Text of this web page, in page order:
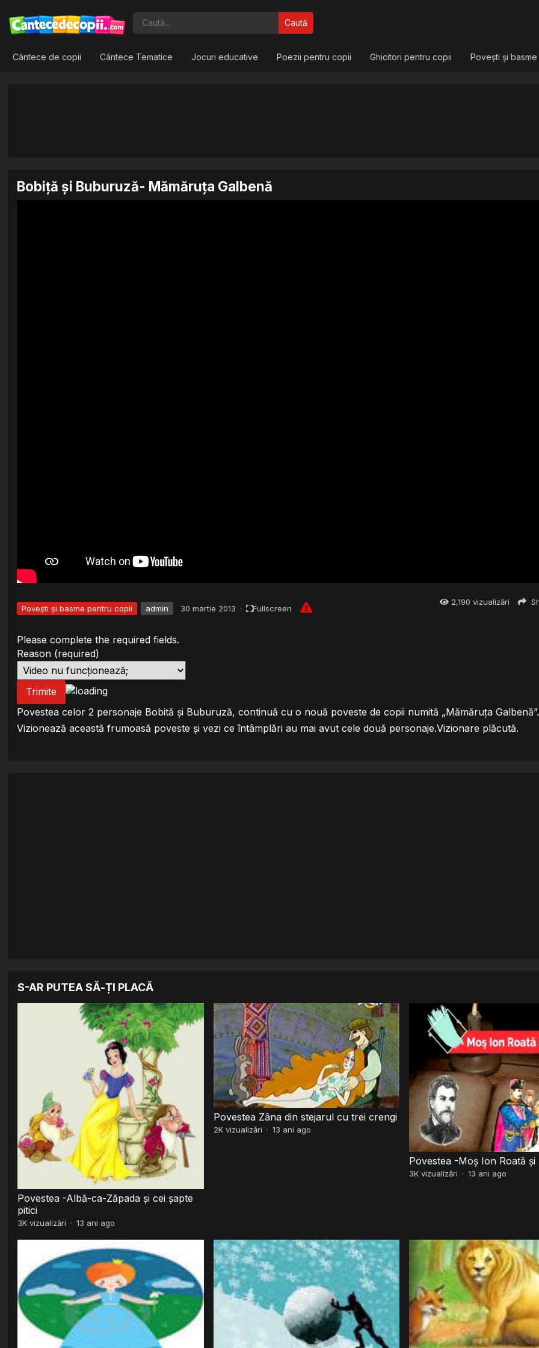
Caută
Cântece de copii Cântece Tematice Jocuri educative Poezii pentru copii Ghicitori pentru copii Povești și
Bobiţă şi Buburuză- Mămăruţa Galbenă
Povești și basme pentru copii admin 30 martie 2013 · Fullscreen
2,190 vizualizări
Please complete the required fields.
Reason (required)
Trimite
Povestea celor 2 personaje Bobită și Buburuză, continuă cu o nouă poveste de copii numită „Mămăruţa Galbenă”.
Vizionează această frumoasă poveste și vezi ce întâmplări au mai avut cele două personaje.Vizionare plăcută.
S-AR PUTEA SĂ-ȚI PLACĂ
Povestea -Albă-ca-Zăpada şi cei şapte
pitici
3K vizualizări · 13 ani ago
Povestea Zâna din stejarul cu trei crengi
2Kvizualizări · 13 ani ago
Povestea -Moş Ion Roată şi
3Kvizualizări · 13 ani ago